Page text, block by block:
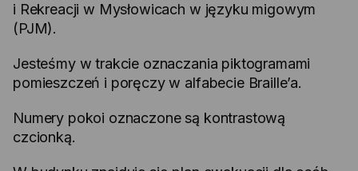
i Rekreacji w Mysłowicach w języku migowym
(PJM).
Jesteśmy w trakcie oznaczania piktogramami
pomieszczeń i poręczy w alfabecie Braille’a.
Numery pokoi oznaczone są kontrastową
czcionką.